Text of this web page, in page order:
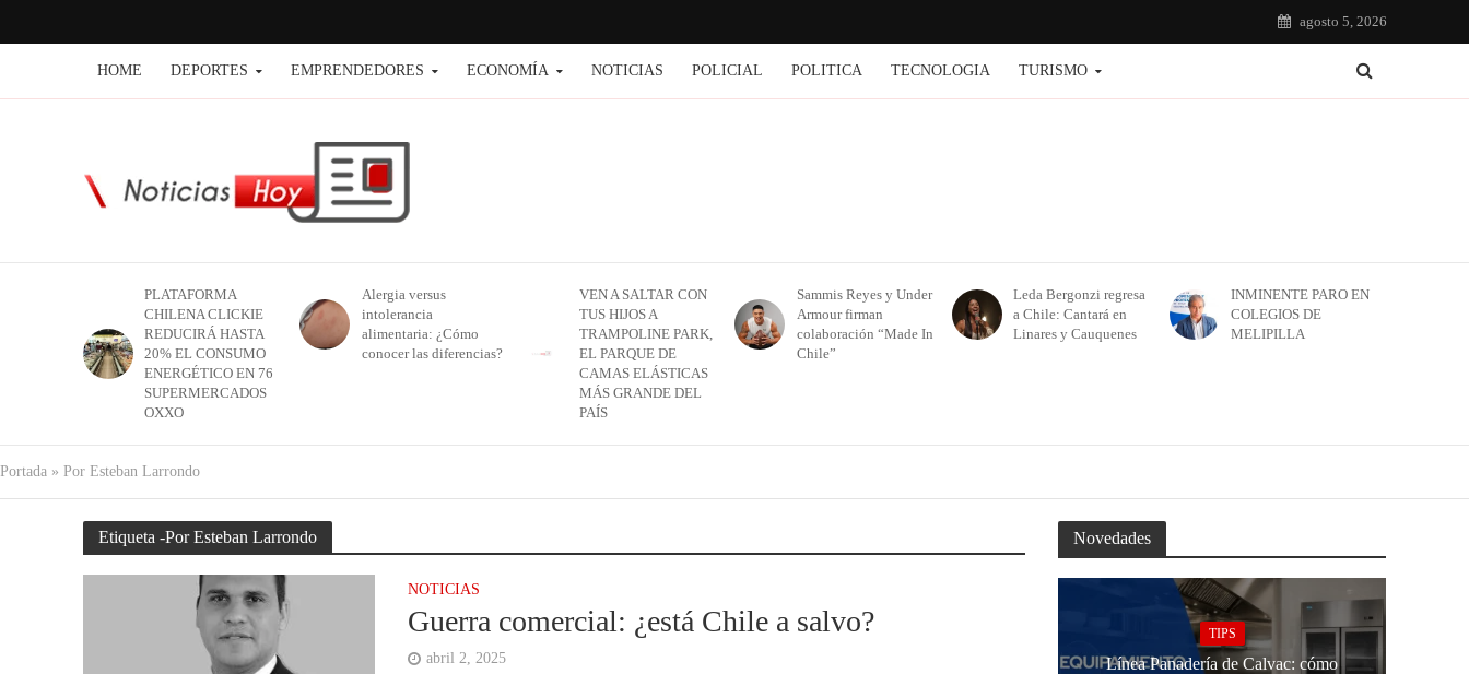
agosto 5, 2026
HOME DEPORTES EMPRENDEDORES ECONOMÍA NOTICIAS POLICIAL POLITICA TECNOLOGIA TURISMO
PLATAFORMA
CHILENA CLICKIE
REDUCIRÁ HASTA
20% EL CONSUMO
ENERGÉTICO EN 76
SUPERMERCADOS
OXXO
Alergia versus
intolerancia
alimentaria: ¿Cómo
conocer las diferencias?
VEN A SALTAR CON
TUS HIJOS A
TRAMPOLINE PARK,
EL PARQUE DE
CAMAS ELÁSTICAS
MÁS GRANDE DEL
PAÍS
Sammis Reyes y Under
Armour firman
colaboración “Made In
Chile”
Leda Bergonzi regresa
a Chile: Cantará en
Linares y Cauquenes
INMINENTE PARO EN
COLEGIOS DE
MELIPILLA
Portada » Por Esteban Larrondo
Etiqueta -Por Esteban Larrondo
NOTICIAS
Guerra comercial: ¿está Chile a salvo?
abril 2, 2025
Novedades
TIPS
Línea Panadería de Calvac: cómo